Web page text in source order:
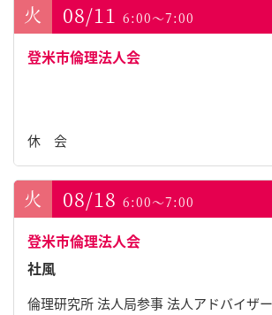
08/11 6:00～7:00
登米市倫理法人会
休 会
08/18 6:00～7:00
登米市倫理法人会
社風
倫理研究所 法人局参事 法人アドバイザ